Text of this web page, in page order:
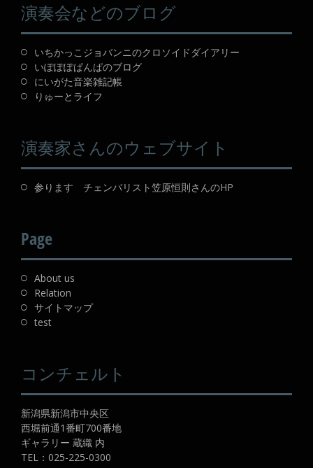
演奏会などのブログ
いちかっこジョバンニのクロソイドダイアリー
いぽぽぽぱんぱのブログ
にいがた音楽雑記帳
りゅーとライフ
演奏家さんのウェブサイト
参ります チェンバリスト笠原恒則さんのHP
Page
About us
Relation
サイトマップ
test
コンチェルト
新潟県新潟市中央区
西堀前通1番町700番地
ギャラリー 蔵織 内
TEL： 025-225-0300